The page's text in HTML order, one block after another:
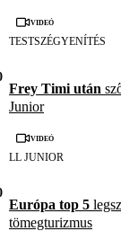
Videó
TESTSZÉGYENÍTÉS
Frey Timi után
Junior
Videó
LL JUNIOR
Európa top 5
tömegturizmus